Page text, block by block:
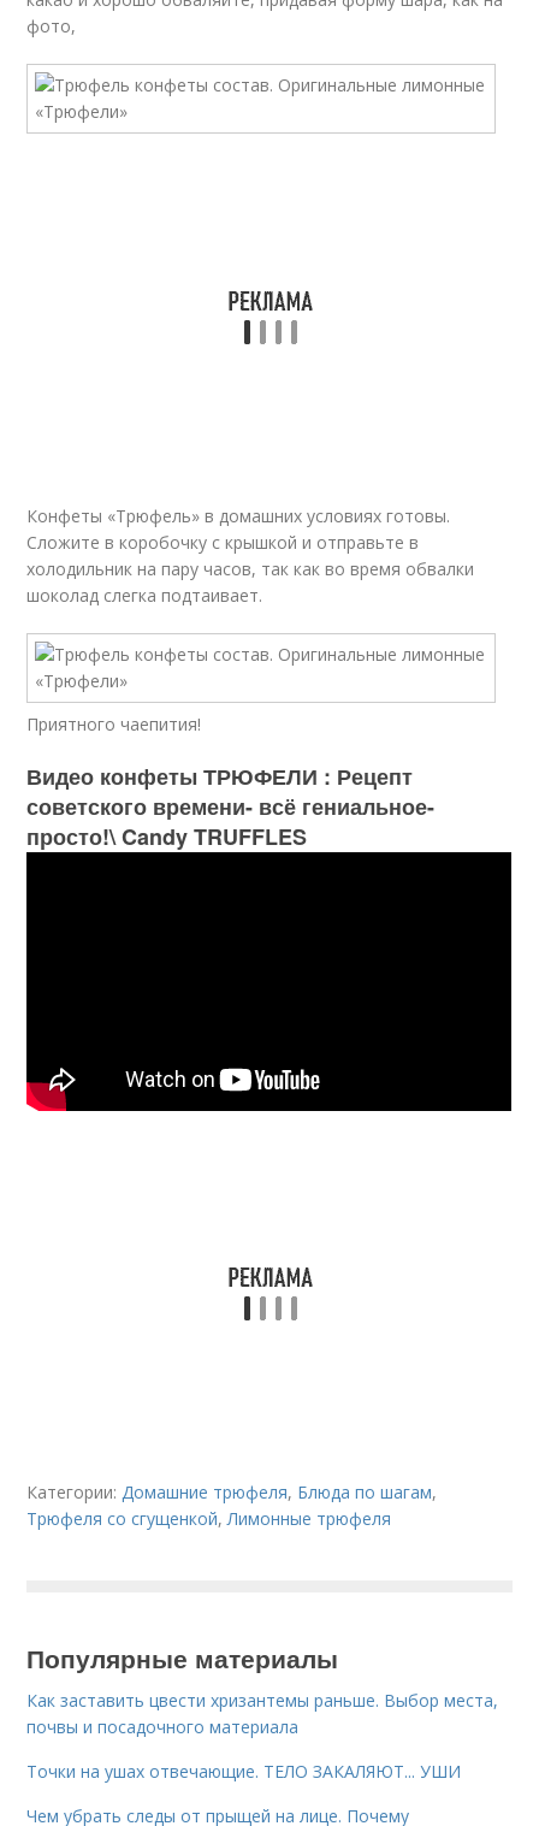
фото,
Конфеты «Трюфель» в домашних условиях готовы.
Сложите в коробочку с крышкой и отправьте в
холодильник на пару часов, так как во время обвалки
шоколад слегка подтаивает.
Приятного чаепития!
Видео конфеты ТРЮФЕЛИ : Рецепт
советского времени- всё гениальное-
просто!\ Candy TRUFFLES
Категории:Домашние трюфеля, Блюда по шагам,
Трюфеля со сгущенкой,Лимонные трюфеля
Популярные материалы
Как заставить цвести хризантемы раньше. Выбор места,
почвы и посадочного материала
Точки на ушах отвечающие. ТЕЛО ЗАКАЛЯЮТ... УШИ
Чем убрать следы от прыщей на лице. Почему